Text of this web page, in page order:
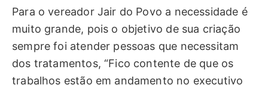
Para o vereador Jair do Povo a necessidade é
muito grande, pois o objetivo de sua criação
sempre foi atender pessoas que necessitam
dos tratamentos, “Fico contente de que os
trabalhos estão em andamento no executivo